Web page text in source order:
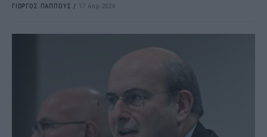
ΓΙΩΡΓΟΣ ΠΑΠΠΟΥΣ / 17 Απρ 2024